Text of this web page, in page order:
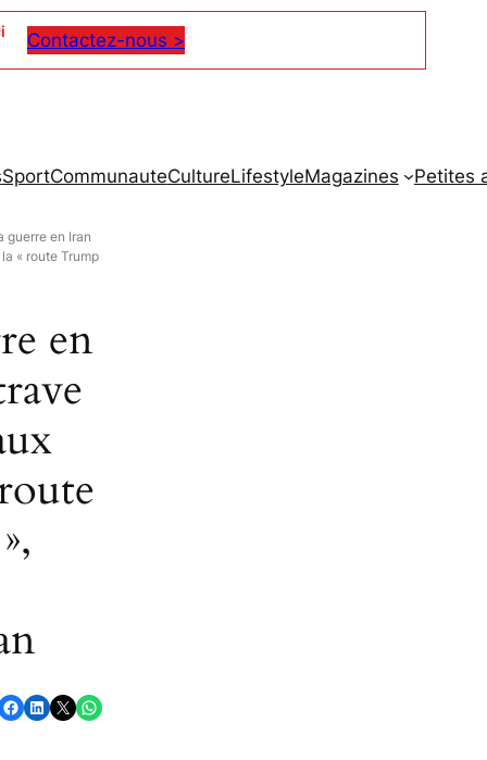
Contactez-nous >
SportCommunauteCultureLifestyleMagazines Petites
guerre en Iran
« route Trump
en
Partager sur Facebook Partager sur LinkedIn Partager sur X Partager sur WhatsApp